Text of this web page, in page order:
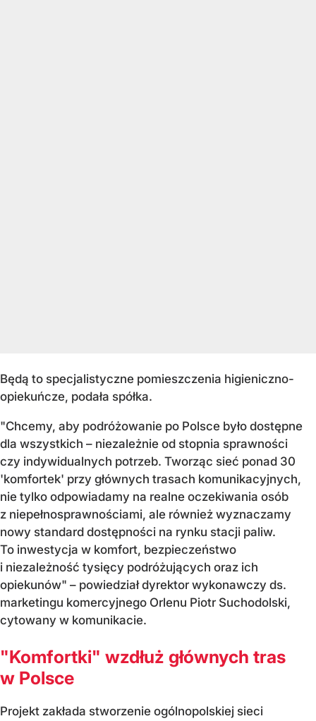
Będą to specjalistyczne pomieszczenia higieniczno-
opiekuńcze, podała spółka.
"Chcemy, aby podróżowanie po Polsce było dostępne
dla wszystkich – niezależnie od stopnia sprawności
czy indywidualnych potrzeb. Tworząc sieć ponad 30
'komfortek' przy głównych trasach komunikacyjnych,
nie tylko odpowiadamy na realne oczekiwania osób
z niepełnosprawnościami, ale również wyznaczamy
nowy standard dostępności na rynku stacji paliw.
To inwestycja w komfort, bezpieczeństwo
i niezależność tysięcy podróżujących oraz ich
opiekunów" – powiedział dyrektor wykonawczy ds.
marketingu komercyjnego Orlenu Piotr Suchodolski,
cytowany w komunikacie.
"Komfortki" wzdłuż głównych tras
w Polsce
Projekt zakłada stworzenie ogólnopolskiej sieci